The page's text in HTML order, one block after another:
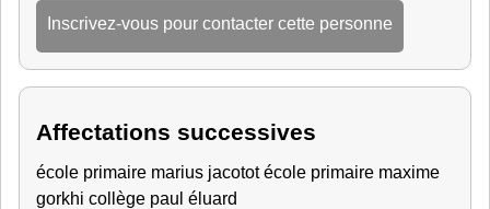
Inscrivez-vous pour contacter cette personne
Affectations successives
école primaire marius jacotot école primaire maxime
gorkhi collège paul éluard